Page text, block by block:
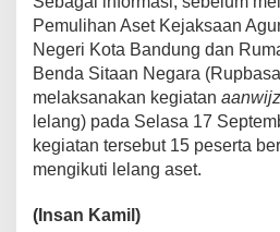
Pemulihan Aset Kejaksaan
Negeri Kota Bandung dan
Benda Sitaan Negara
melaksanakan kegiatan
lelang) pada Selasa 17
kegiatan tersebut 15 peserta
mengikuti lelang aset.
(Insan Kamil)